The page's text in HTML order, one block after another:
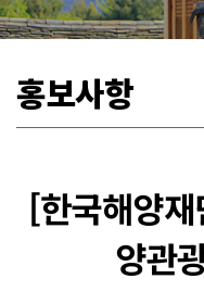
홍보사항
[한국해양
양관